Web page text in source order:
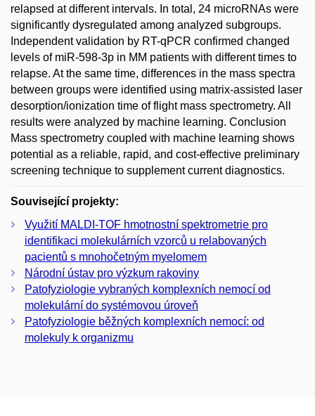
relapsed at different intervals. In total, 24 microRNAs were
significantly dysregulated among analyzed subgroups.
Independent validation by RT-qPCR confirmed changed
levels of miR-598-3p in MM patients with different times to
relapse. At the same time, differences in the mass spectra
between groups were identified using matrix-assisted laser
desorption/ionization time of flight mass spectrometry. All
results were analyzed by machine learning. Conclusion
Mass spectrometry coupled with machine learning shows
potential as a reliable, rapid, and cost-effective preliminary
screening technique to supplement current diagnostics.
Související projekty:
Využití MALDI-TOF hmotnostní spektrometrie pro
identifikaci molekulárních vzorců u relabovaných
pacientů s mnohočetným myelomem
Národní ústav pro výzkum rakoviny
Patofyziologie vybraných komplexních nemocí od
molekulární do systémovou úroveň
Patofyziologie běžných komplexních nemocí: od
molekuly k organizmu